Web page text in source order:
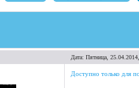
Дата: Пятница,
Доступно только для